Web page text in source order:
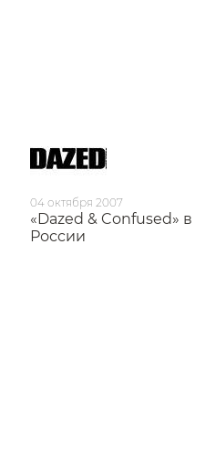
04 октября 2007
«Dazed & Confused» в
Росcии